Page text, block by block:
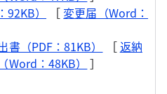
）
［ 変更届（Word：
書（PDF：81KB）
［返納
Word：48KB）
］